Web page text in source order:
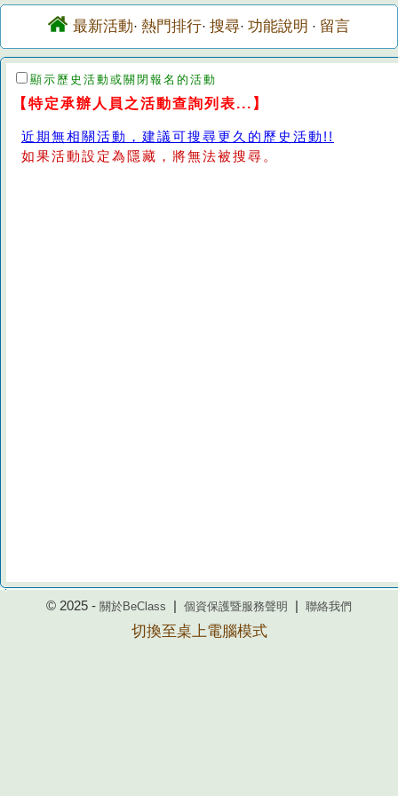
最新活動· 熱門排行· 搜尋· 功能說明 · 留言
顯示歷史活動或關閉報名的活動
【特定承辦人員之活動查詢列表...】
近期無相關活動，建議可搜尋更久的歷史活動!!
如果活動設定為隱藏，將無法被搜尋。
© 2025 - 關於BeClass 個資保護暨服務聲明 聯絡我們
切換至桌上電腦模式